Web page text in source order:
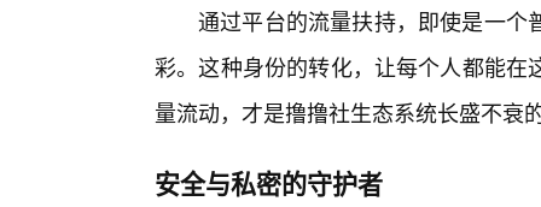
通过平台的流量扶持，即使是一个
彩。这种身份的转化，让每个人都能
量流动，才是撸撸社生态系统长盛不衰
安全与私密的守护者